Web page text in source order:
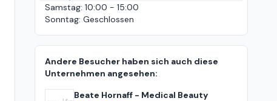
Samstag: 10:00 - 15:00
Sonntag: Geschlossen
Andere Besucher haben sich auch diese
Unternehmen angesehen:
Beate Hornaff - Medical Beauty